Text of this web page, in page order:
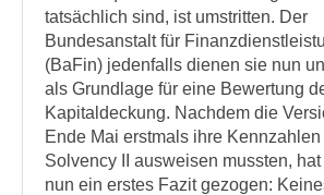
tatsächlich sind, ist umstritten. Der
Bundesanstalt für
(BaFin) jedenfalls dienen sie nun
als Grundlage für eine Bewertung
Kapitaldeckung. Nachdem die
Ende Mai erstmals ihre Kennzahlen
Solvency II ausweisen mussten,
nun ein erstes Fazit gezogen: